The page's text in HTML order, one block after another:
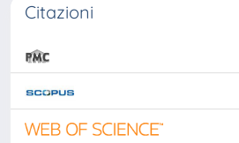
Citazioni